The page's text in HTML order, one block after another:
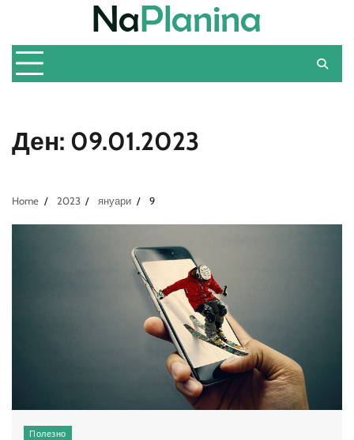
content
Ден: 09.01.2023
Home 2023 януари 9
Полезно